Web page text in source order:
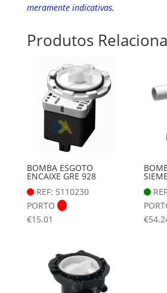
meramente indicativas.
Produtos
BOMBA ESGOTO
ENCAIXE GRE 928
REF: 5110230
PORTO
€15.01
€